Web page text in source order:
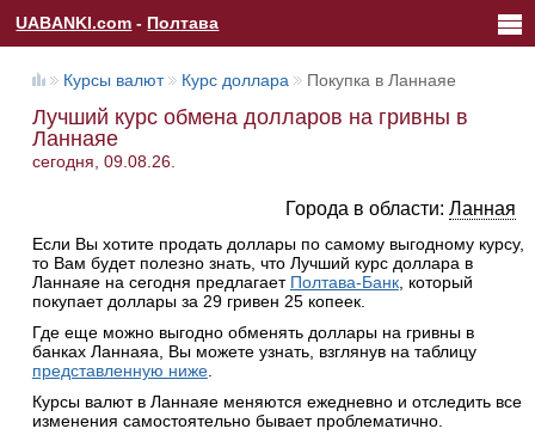
UABANKI.com - Полтава
Курсы валют Курс доллара Покупка в Ланнаяе
Лучший курс обмена долларов на гривны в
Ланнаяе
сегодня, 09.08.26.
Города в области: Ланная
Если Вы хотите продать доллары по самому выгодному курсу,
то Вам будет полезно знать, что Лучший курс доллара в
Ланнаяе на сегодня предлагает Полтава-Банк, который
покупает доллары за 29 гривен 25 копеек.
Где еще можно выгодно обменять доллары на гривны в
банках Ланнаяа, Вы можете узнать, взглянув на таблицу
представленную ниже.
Курсы валют в Ланнаяе меняются ежедневно и отследить все
изменения самостоятельно бывает проблематично.